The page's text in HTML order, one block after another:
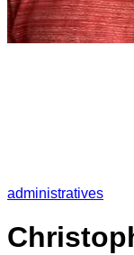
administratives